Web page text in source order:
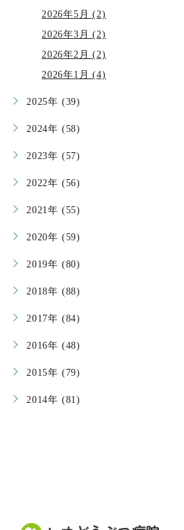
2026年5月 (2)
2026年3月 (2)
2026年2月 (2)
2026年1月 (4)
2025年 (39)
2024年 (58)
2023年 (57)
2022年 (56)
2021年 (55)
2020年 (59)
2019年 (80)
2018年 (88)
2017年 (84)
2016年 (48)
2015年 (79)
2014年 (81)